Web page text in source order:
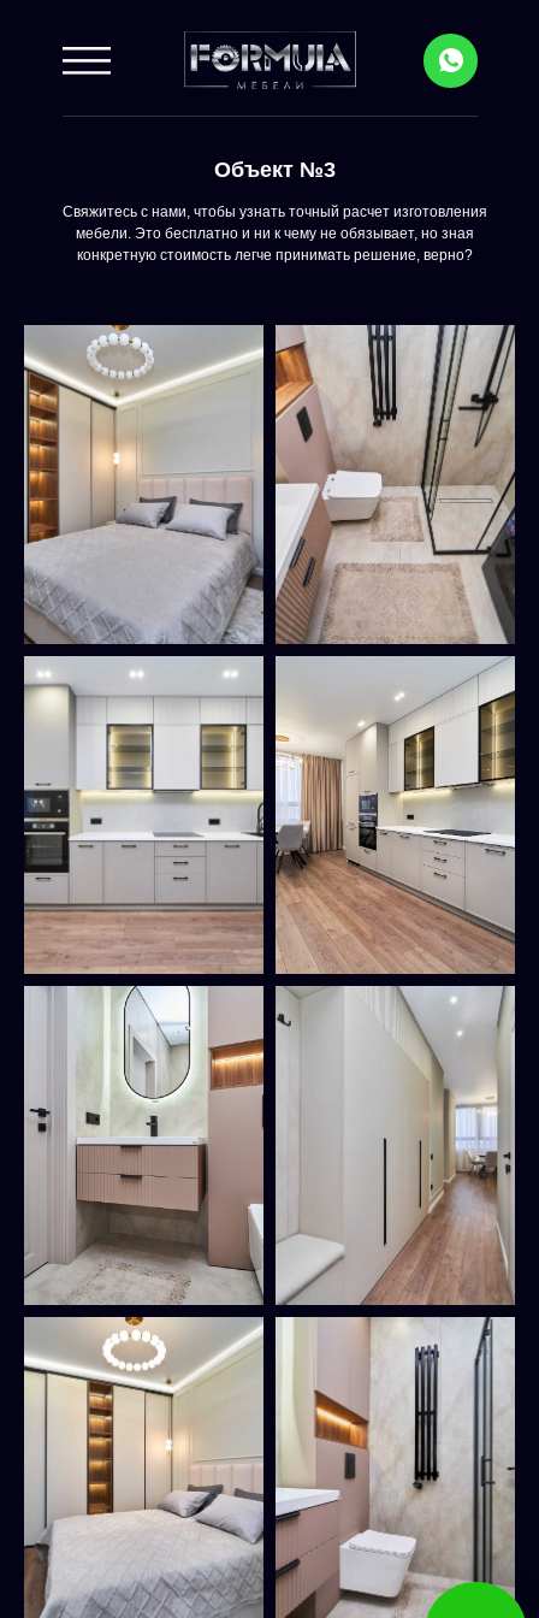
Свяжитесь с нами, чтобы узнать точный расчет изготовления
мебели. Это бесплатно и ни к чему не обязывает, но зная
конкретную стоимость легче принимать решение, верно?
Объект №3